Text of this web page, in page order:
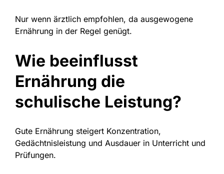
Nur wenn ärztlich empfohlen, da ausgewogene
Ernährung in der Regel genügt.
Wie beeinflusst
Ernährung die
schulische Leistung?
Gute Ernährung steigert Konzentration,
Gedächtnisleistung und Ausdauer in Unterricht und
Prüfungen.